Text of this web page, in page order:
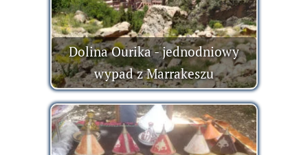
Dolina Ourika - jednodniowy
wypad z Marrakeszu